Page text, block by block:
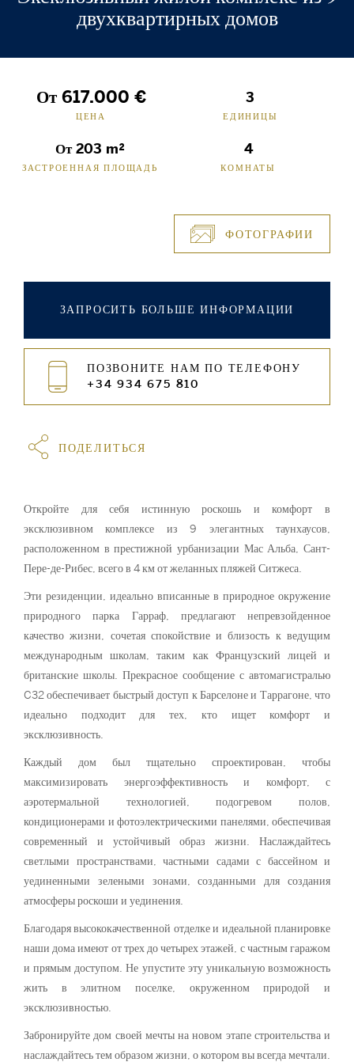
двухквартирных домов
От 617.000 €
ЦЕНА
3
ЕДИНИЦЫ
От 203 m²
ЗАСТРОЕННАЯ ПЛОЩАДЬ
4
КОМНАТЫ
ФОТОГРАФИИ
ЗАПРОСИТЬ БОЛЬШЕ ИНФОРМАЦИИ
ПОЗВОНИТЕ НАМ ПО ТЕЛЕФОНУ
+34 934 675 810
ПОДЕЛИТЬСЯ
Откройте для себя истинную роскошь и комфорт в
эксклюзивном комплексе из 9 элегантных таунхаусов,
расположенном в престижной урбанизации Мас Альба, Сант-
Пере-де-Рибес, всего в 4 км от желанных пляжей Ситжеса.
Эти резиденции, идеально вписанные в природное окружение
природного парка Гарраф, предлагают непревзойденное
качество жизни, сочетая спокойствие и близость к ведущим
международным школам, таким как Французский лицей и
британские школы. Прекрасное сообщение с автомагистралью
C32 обеспечивает быстрый доступ к Барселоне и Таррагоне, что
идеально подходит для тех, кто ищет комфорт и
эксклюзивность.
Каждый дом был тщательно спроектирован, чтобы
максимизировать энергоэффективность и комфорт, с
аэротермальной технологией, подогревом полов,
кондиционерами и фотоэлектрическими панелями, обеспечивая
современный и устойчивый образ жизни. Наслаждайтесь
светлыми пространствами, частными садами с бассейном и
уединенными зелеными зонами, созданными для создания
атмосферы роскоши и уединения.
Благодаря высококачественной отделке и идеальной планировке
наши дома имеют от трех до четырех этажей, с частным гаражом
и прямым доступом. Не упустите эту уникальную возможность
жить в элитном поселке, окруженном природой и
эксклюзивностью.
Забронируйте дом своей мечты на новом этапе строительства и
наслаждайтесь тем образом жизни, о котором вы всегда мечтали.